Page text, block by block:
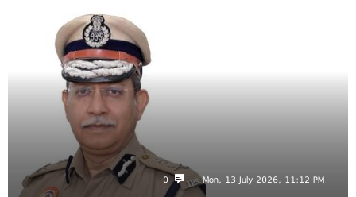
Mon, 13 July 2026, 11:12 PM
0